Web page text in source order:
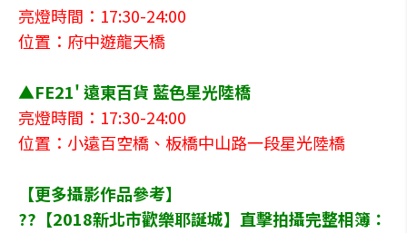
亮燈時間：17:30-24:00
位置：府中遊龍天橋
▲FE21' 遠東百貨 藍色星光陸橋
亮燈時間：17:30-24:00
位置：小遠百空橋、板橋中山路一段星光陸橋
【更多攝影作品參考】
??【2018新北市歡樂耶誕城】直擊拍攝完整相簿：